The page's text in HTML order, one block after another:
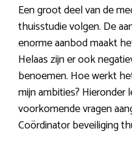
Een groot deel van de
thuisstudie volgen. De
enorme aanbod maakt
Helaas zijn er ook
benoemen. Hoe werkt
mijn ambities? Hieronder
voorkomende vragen
Coördinator beveiliging